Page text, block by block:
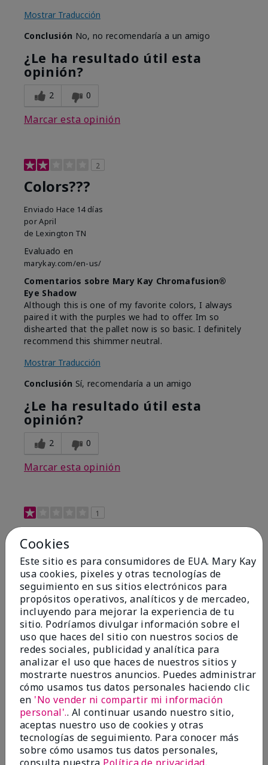
Mostrar Traducción
Conclusión No, no recomendaría a un amigo
¿Le ha resultado útil esta
opinión?
2 0
Marcar esta opinión
2
Colors???
Enviado Hace 14 días
porApril
de Lexington TN
Evaluado en
marykay.com/en-us/
Comentarios sobre Mary Kay Chromafusion®
Eye Shadow
Although this is one of my favorite colors, I always
paired it with the purples we had to offer. Im so
dishearted that the pallet now is so basic. I definitely
recommend this shimmer neutral.
Mostrar Traducción
Conclusión Sí, recomendaría a un amigo
¿Le ha resultado útil esta
opinión?
2 0
Marcar esta opinión
1
Colors???
EnviadoHace 15 días
deSalisbury
Evaluado en
marykay.com/en-us/
Comentarios sobre Mary Kay Chromafusion®
Eye Shadow
Where on earth did all the colors go? Bring them
back- especially granite!
Mostrar Traducción
ConclusiónNo, no recomendaría a un amigo
¿Le ha resultado útil esta
opinión?
Cookies
Este sitio es para consumidores de EUA. Mary Kay
usa cookies, pixeles y otras tecnologías de
seguimiento en sus sitios electrónicos para
propósitos operativos, analíticos y de mercadeo,
incluyendo para mejorar la experiencia de tu
sitio. Podríamos divulgar información sobre el
uso que haces del sitio con nuestros socios de
redes sociales, publicidad y analítica para
analizar el uso que haces de nuestros sitios y
mostrarte nuestros anuncios. Puedes administrar
cómo usamos tus datos personales haciendo clic
en 'No vender ni compartir mi información
personal'.. Al continuar usando nuestro sitio,
aceptas nuestro uso de cookies y otras
tecnologías de seguimiento. Para conocer más
sobre cómo usamos tus datos personales,
consulta nuestra Política de privacidad.